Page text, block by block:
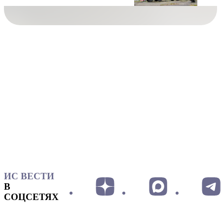
ИС ВЕСТИ
В
СОЦСЕТЯХ